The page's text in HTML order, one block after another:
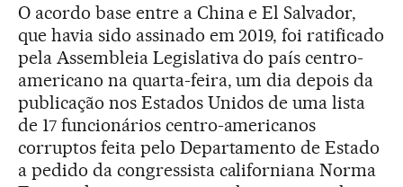
O acordo base entre a China e El Salvador,
que havia sido assinado em 2019, foi ratificado
pela Assembleia Legislativa do país centro-
americano na quarta-feira, um dia depois da
publicação nos Estados Unidos de uma lista
de 17 funcionários centro-americanos
corruptos feita pelo Departamento de Estado
a pedido da congressista californiana Norma